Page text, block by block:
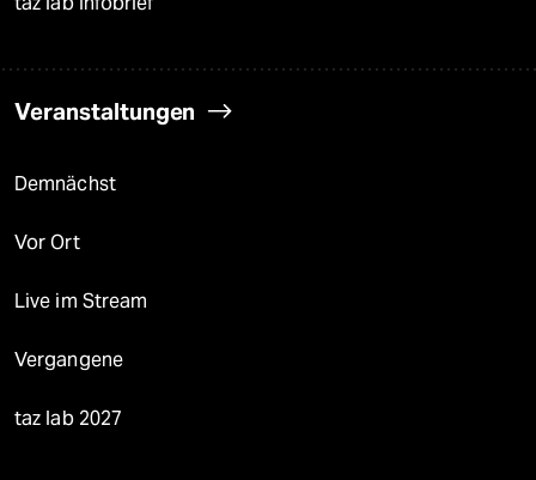
Veranstaltungen
Demnächst
Vor Ort
Live im Stream
Vergangene
taz lab 2027